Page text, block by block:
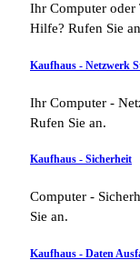
Ihr Computer oder
Hilfe? Rufen Sie
Kaufhaus - Netzwerk
Ihr Computer -
Rufen Sie an.
Kaufhaus - Sicherheit
Computer -
Sie an.
Kaufhaus - Daten